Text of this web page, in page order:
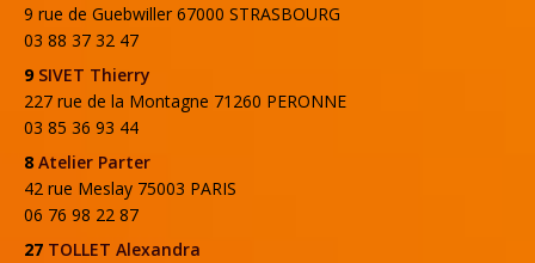
9 rue de Guebwiller 67000 STRASBOURG
03 88 37 32 47
9 SIVET Thierry
227 rue de la Montagne 71260 PERONNE
03 85 36 93 44
8 Atelier Parter
42 rue Meslay 75003 PARIS
06 76 98 22 87
27 TOLLET Alexandra